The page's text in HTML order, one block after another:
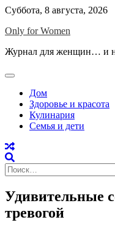
Skip
content
Суббота, 8 августа, 2026
Only for Women
Журнал для женщин… и
Дом
Здоровье и красота
Кулинария
Семья и дети
Найти:
Удивительные
тревогой